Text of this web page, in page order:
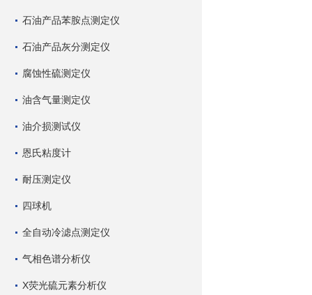
石油产品苯胺点测定仪
石油产品灰分测定仪
腐蚀性硫测定仪
油含气量测定仪
油介损测试仪
恩氏粘度计
耐压测定仪
四球机
全自动冷滤点测定仪
气相色谱分析仪
X荧光硫元素分析仪